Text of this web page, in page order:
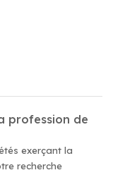
profession de
exerçant la
recherche